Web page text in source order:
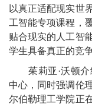
以真正适配现实世
工智能专项课程，
贴合现实的人工智
学生具备真正的竞
茱莉亚·沃顿介
中心，同时强调伦
尔伯勒理工学院正